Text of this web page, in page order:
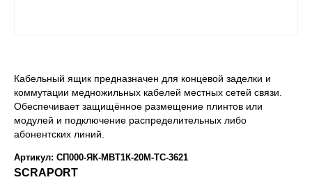
Кабельный ящик предназначен для концевой заделки и
коммутации медножильных кабелей местных сетей связи.
Обеспечивает защищённое размещение плинтов или
модулей и подключение распределительных либо
абонентских линий.
Артикул: СП000-ЯК-МВТ1К-20М-ТС-3621
SCRAPORT